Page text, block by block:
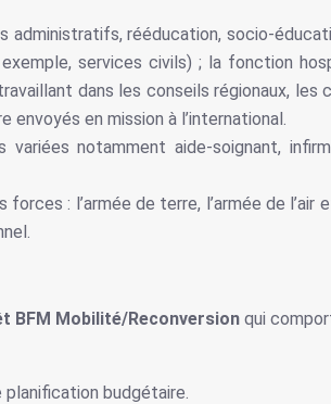
rééducation, socio-
services civils) ; la fonction
dans les conseils régionaux,
en mission à l’international.
notamment aide-soignant,
: l’armée de terre, l’armée de l’air
BFM Mobilité/Reconversion qui
budgétaire.